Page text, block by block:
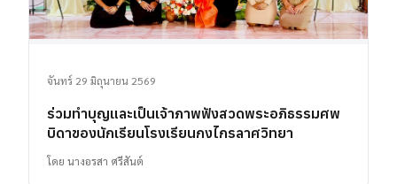
จันทร์ 29 มิถุนายน 2569
ร่วมทำบุญและเป็นเจ้าภาพฟังสวดพระอภิธรรมศพ
บิดาของนักเรียนโรงเรียนกงไกรลาศวิทยา
โดย นางอรสา ศรีสันต์